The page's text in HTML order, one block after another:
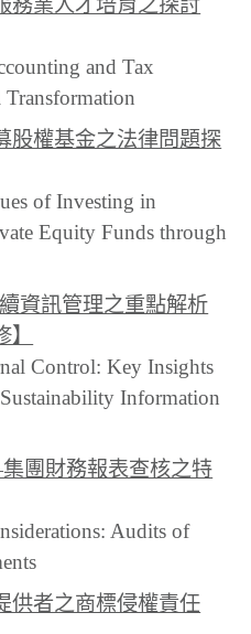
務業人才培育之探討
and Tax
股權基金之法律問題探
of Investing in
Equity Funds through
資訊管理之重點解析
Control: Key Insights
Information
團財務報表查核之特
Audits of
供者之商標侵權責任